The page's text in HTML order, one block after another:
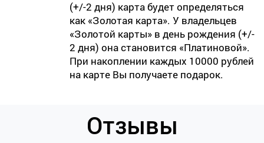
(+/-2 дня) карта будет определяться
как «Золотая карта». У владельцев
«Золотой карты» в день рождения (+/-
2 дня) она становится «Платиновой».
При накоплении каждых 10000 рублей
на карте Вы получаете подарок.
Отзывы